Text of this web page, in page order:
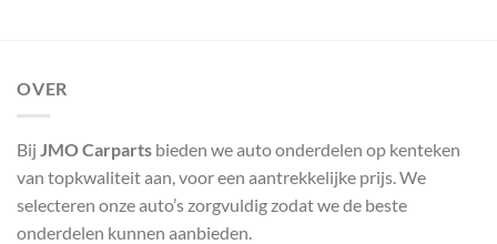
OVER
Bij JMO Carparts bieden we auto onderdelen op kenteken
van topkwaliteit aan, voor een aantrekkelijke prijs. We
selecteren onze auto’s zorgvuldig zodat we de beste
onderdelen kunnen aanbieden.